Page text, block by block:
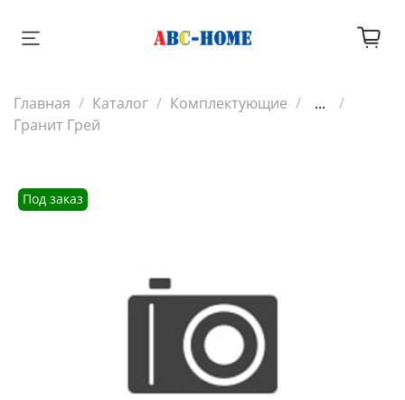
Главная Каталог Комплектующие
...
Гранит Грей
Под заказ